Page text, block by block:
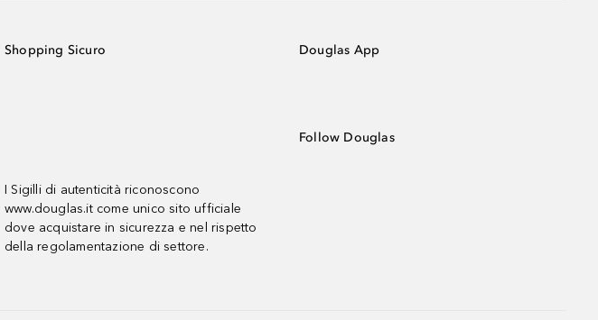
Shopping Sicuro
I Sigilli di autenticità riconoscono
www.douglas.it come unico sito ufficiale
dove acquistare in sicurezza e nel rispetto
della regolamentazione di settore.
Douglas App
Follow Douglas